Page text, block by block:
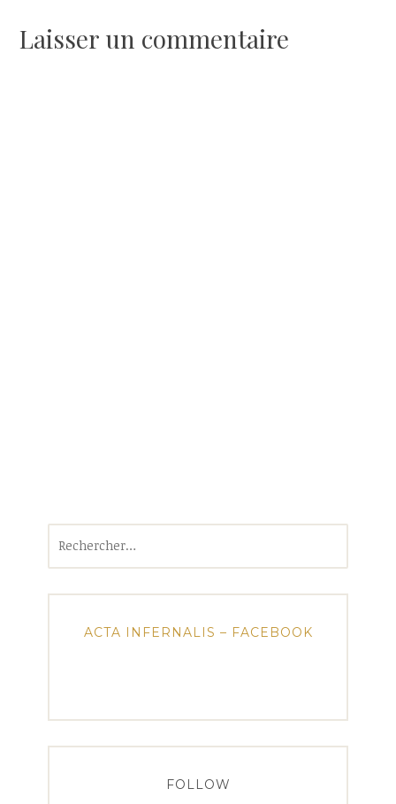
l’article
Laisser un commentaire
ACTA INFERNALIS – FACEBOOK
FOLLOW